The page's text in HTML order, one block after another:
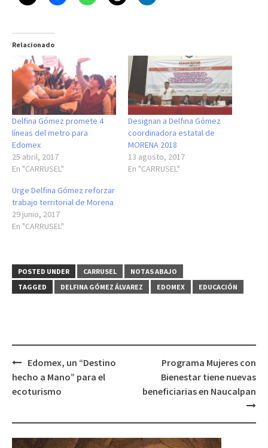
Relacionado
Delfina Gómez promete 4
líneas del metro para
Edomex
25 abril, 2017
En "CARRUSEL"
Designan a Delfina Gómez
coordinadora estatal de
MORENA 2018
13 agosto, 2017
En "CARRUSEL"
Urge Delfina Gómez reforzar
trabajo territorial de Morena
29 junio, 2017
En "CARRUSEL"
POSTED UNDER CARRUSEL
NOTAS ABAJO
TAGGED
DELFINA GÓMEZ ÁLVAREZ EDOMEX EDUCACIÓN
Post
navigation
Edomex, un “Destino
hecho a Mano” para el
ecoturismo
Programa Mujeres con
Bienestar tiene nuevas
beneficiarias en Naucalpan